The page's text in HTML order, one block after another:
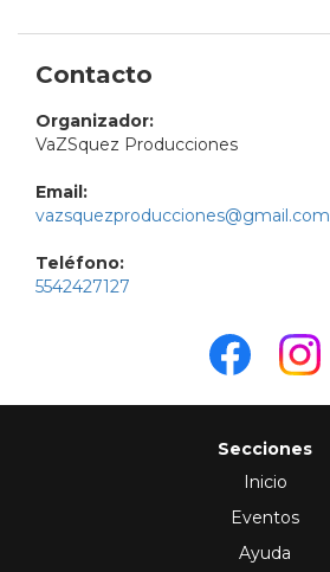
Contacto
Organizador:
VaZSquez Producciones
Email:
vazsquezproducciones@gmail.com
Teléfono:
5542427127
Secciones
Inicio
Eventos
Ayuda